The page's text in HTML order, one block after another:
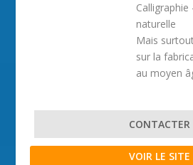
Calligraphie
naturelle
Mais
sur la
au moyen
CONTACTER
VOIR LE SITE